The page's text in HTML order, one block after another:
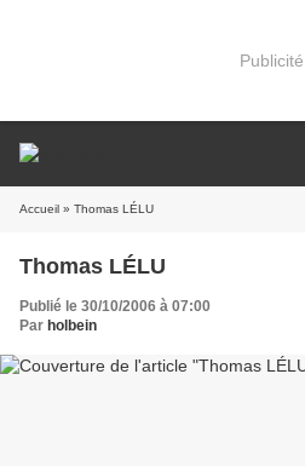
Publicité
Accueil » Thomas LÉLU
Thomas LÉLU
Publié le 30/10/2006 à 07:00
Par holbein